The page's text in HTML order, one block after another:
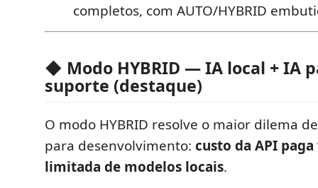
completos, com AUTO/HYBRID
◆ Modo HYBRID — IA local + IA
suporte (destaque)
O modo HYBRID resolve o maior dilema
para desenvolvimento: custo da API
limitada de modelos locais.